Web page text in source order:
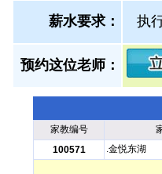
薪水要求： 执
预约这位老师：
家教编号
100571
.金悦东湖